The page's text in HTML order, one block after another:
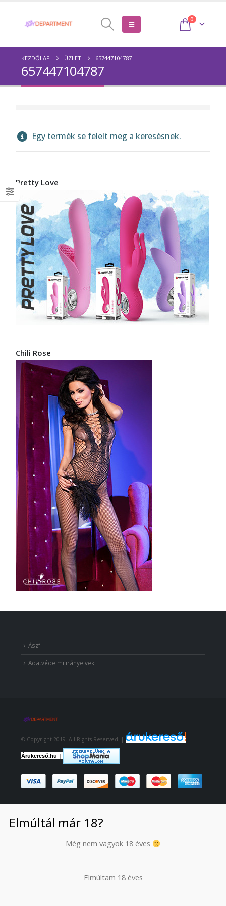
0
KEZDŐLAP ÜZLET 657447104787
657447104787
Egy termék se felelt meg a keresésnek.
Pretty Love
Chili Rose
Ászf
Adatvédelmi irányelvek
© Copyright 2019. All Rights Reserved. |
Árukereső.hu |
Elmúltál már 18?
Még nem vagyok 18 éves
Elmúltam 18 éves